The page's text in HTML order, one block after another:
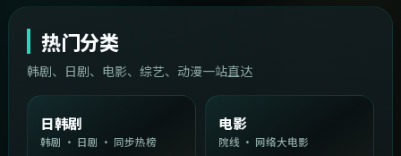
热门分类
韩剧、日剧、电影、综艺、动漫一站直达
日韩剧
韩剧 · 日剧 · 同步热榜
电影
院线 · 网络大电影